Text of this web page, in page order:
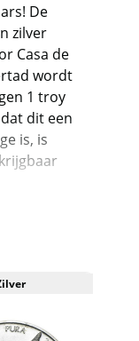
De
zilver
Casa de
wordt
1 troy
dit een
is, is